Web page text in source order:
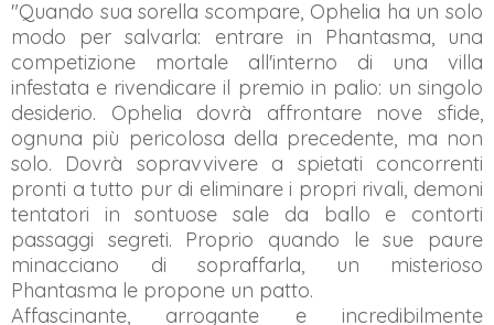
"Quando sua sorella scompare, Ophelia ha un solo
modo per salvarla: entrare in Phantasma, una
competizione mortale all'interno di una villa
infestata e rivendicare il premio in palio: un singolo
desiderio. Ophelia dovrà affrontare nove sfide,
ognuna più pericolosa della precedente, ma non
solo. Dovrà sopravvivere a spietati concorrenti
pronti a tutto pur di eliminare i propri rivali, demoni
tentatori in sontuose sale da ballo e contorti
passaggi segreti. Proprio quando le sue paure
minacciano di sopraffarla, un misterioso
Phantasma le propone un patto.
Affascinante, arrogante e incredibilmente